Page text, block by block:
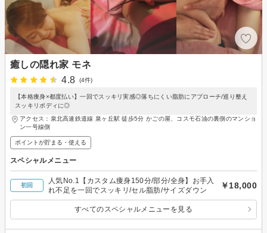
癒しの隠れ家 モネ
4.8
(4件)
【本格痩身×都度払い】一回でスッキリ実感◎落ちにくい脂肪にアプローチ/巡り整え
スッキリボディに◎
アクセス：泉北高速鉄道線 泉ヶ丘駅 徒歩5分 かごの屋、コスモ石油の裏側のマンショ
ン一号線側
ポイントが貯まる・使える
スペシャルメニュー
初回
人気No.1【カスタム痩身150分/部分/全身】お手入
れ不足を一回でスッキリ/セル脂肪/サイズダウン
￥18,000
すべてのスペシャルメニューを見る